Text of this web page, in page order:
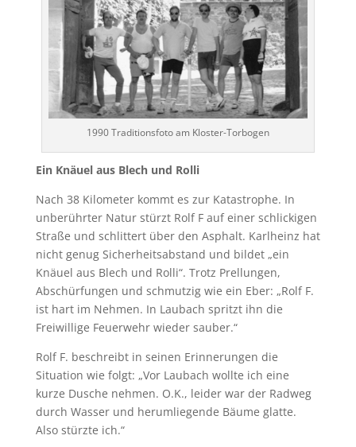
1990 Traditionsfoto am Kloster-Torbogen
Ein Knäuel aus Blech und Rolli
Nach 38 Kilometer kommt es zur Katastrophe. In
unberührter Natur stürzt Rolf F auf einer schlickigen
Straße und schlittert über den Asphalt. Karlheinz hat
nicht genug Sicherheitsabstand und bildet „ein
Knäuel aus Blech und Rolli“. Trotz Prellungen,
Abschürfungen und schmutzig wie ein Eber: „Rolf F.
ist hart im Nehmen. In Laubach spritzt ihn die
Freiwillige Feuerwehr wieder sauber.“
Rolf F. beschreibt in seinen Erinnerungen die
Situation wie folgt: „Vor Laubach wollte ich eine
kurze Dusche nehmen. O.K., leider war der Radweg
durch Wasser und herumliegende Bäume glatte.
Also stürzte ich.“